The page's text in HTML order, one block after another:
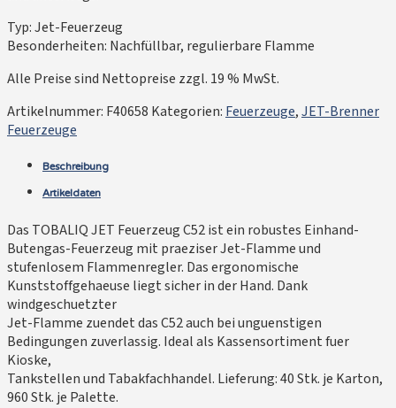
Typ: Jet-Feuerzeug
Besonderheiten: Nachfüllbar, regulierbare Flamme
Alle Preise sind Nettopreise zzgl. 19 % MwSt.
Artikelnummer: F40658 Kategorien: Feuerzeuge,JET-Brenner
Feuerzeuge
Beschreibung
Artikeldaten
Das TOBALIQ JET Feuerzeug C52 ist ein robustes Einhand-
Butengas-Feuerzeug mit praeziser Jet-Flamme und
stufenlosem Flammenregler. Das ergonomische
Kunststoffgehaeuse liegt sicher in der Hand. Dank
windgeschuetzter
Jet-Flamme zuendet das C52 auch bei unguenstigen
Bedingungen zuverlassig. Ideal als Kassensortiment fuer
Kioske,
Tankstellen und Tabakfachhandel. Lieferung: 40 Stk. je Karton,
960 Stk. je Palette.